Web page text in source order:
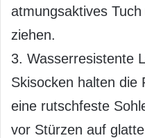
atmungsaktives
ziehen.
3. Wasserresistente
Skisocken halten die
eine rutschfeste
vor Stürzen auf